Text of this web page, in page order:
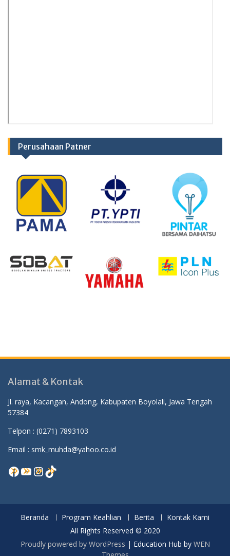
Perusahaan Patner
Alamat & Kontak
Jl. raya, Kacangan, Andong, Kabupaten Boyolali, Jawa Tengah
57384
Telpon : (0271) 7893103
Email : smk_muhda@yahoo.co.id
Facebook
YouTube
Instagram
TikTok
Beranda Program Keahlian Berita
Kontak Kami
All Rights Reserved © 2020
Proudly powered by WordPress | Education Hub by WEN